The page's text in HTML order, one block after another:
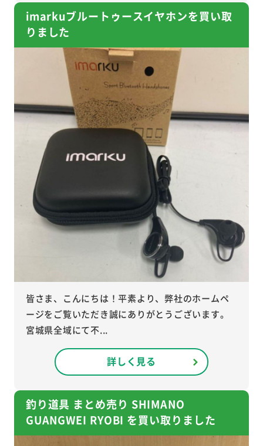
imarkuブルートゥースイヤホンを買い取
りました
皆さま、こんにちは！平素より、弊社のホームペ
ージをご覧いただき誠にありがとうございます。
宮城県全域にて不...
詳しく見る
釣り道具 まとめ売り SHIMANO
GUANGWEI RYOBI を買い取りました